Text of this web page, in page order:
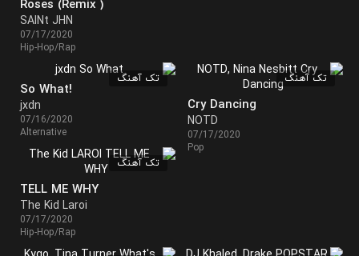
Roses (Remix )
SAINt JHN
07/17/2020
Hip-Hop/Rap
تک آهنگ
Cry Dancing
NOTD
07/17/2020
Pop
تک آهنگ
So What!
jxdn
07/16/2020
Alternative
تک آهنگ
TELL ME WHY
The Kid Laroi
07/17/2020
Hip-Hop/Rap